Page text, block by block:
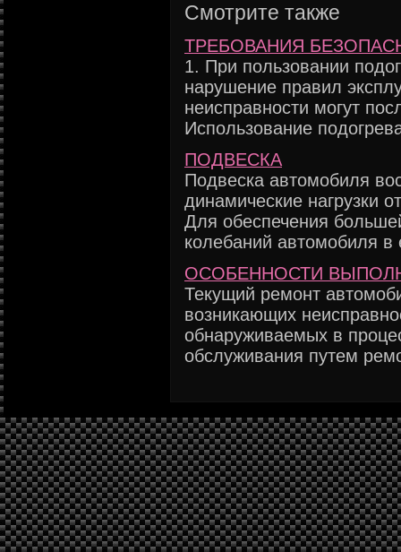
Смотрите также
ТРЕБОВАНИЯ
1. При пользовании
нарушение правил
неисправности могут
Использование
ПОДВЕСКА
Подвеска автомобиля
динамические нагрузки
Для обеспечения
колебаний автомобиля в
ОСОБEННОСТИ
Текущий ремонт
возникающих
обнаруживаемых в
обслуживания путем